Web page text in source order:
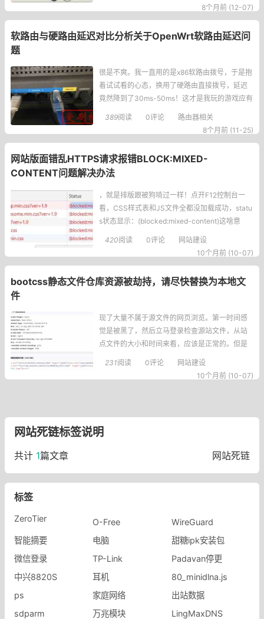
8个月前 (12-07)
软路由与硬路由延迟对比分析关于OpenWrt软路由延迟问
题
很是不爽。我一直用的是x86软路由拨号，于是抱
着试试看的心态，换用了硬路由直接拨号，延迟
竟然降到了30ms-50ms！这才是我玩的游戏应有
的正常水平嘛。这一下就让我开始认真思考：软
路由，是否真的适合作为我的主路由？希望和大
对延迟产生原因的思考。硬路由之所以快，我猜
是因为它有专门的
389阅读 0评论
路由器相关
8个月前 (11-25)
网站版面错乱HTTPS请求报错BLOCK:MIXED-
CONTENT问题解决办法
，就是排版跟被狗啃过一样！点开F12控制台一
看，CSS样式表和JS文件全都没加载成功，statu
s状态显示：(blocked:mixed-content)这啥意
思？文件被浏览器拦截了！查了半天发现是https
证书状态下，浏览器死活不肯载入http的文件调
420阅读 0评论
网站建设
10个月前 (10-07)
bootcss静态文件仓库资源被劫持，请尽快替换为本地文
件
现了大量不属于源文件的网页浏览。第一时间感
觉是被黑了，然后立马登录检查源站文件，从站
点文件的大小和时间来看，应该是正常的。但是
我在通过模拟抓取的时候，发现非法文件的推送
还存在！这简直让人头疼，明明文件看起来没问
231阅读 0评论
网站建设
10个月前 (10-07)
网站死链标签说明
共计 1篇文章 网站死链
标签
ZeroTier O-Free
WireGuard
智能摘要
电脑
甜糖ipk安装包
微信登录
TP-Link
Padavan停更
中兴8820S
耳机
80_minidlna.js
ps
家庭网络
出站数据
sdparm
万兆模块
LingMaxDNS